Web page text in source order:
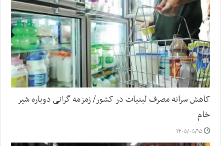
کاهش سرانه مصرف لبنیات در کشور/ زمزمه گرانی دوباره شیر
خام
۱۴۰۵/۰۵/۱۵